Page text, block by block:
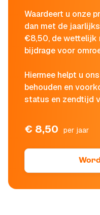
Waardeert u onze
dan met de
€8,50, de wettelijk
bijdrage voor
Hiermee helpt u
behouden en
status en zendtijd
€ 8,50 per jaar